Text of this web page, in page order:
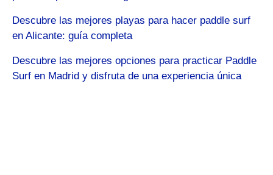
Descubre las mejores playas para hacer paddle surf
en Alicante: guía completa
Descubre las mejores opciones para practicar Paddle
Surf en Madrid y disfruta de una experiencia única